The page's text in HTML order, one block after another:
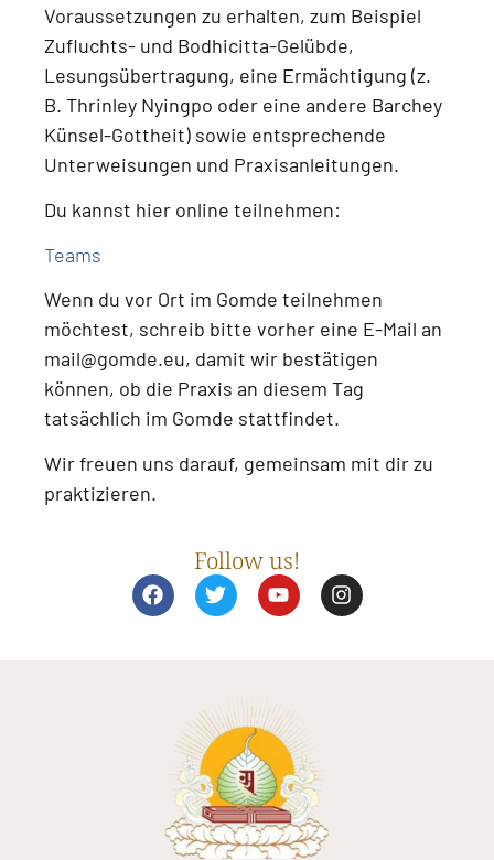
Voraussetzungen zu erhalten, zum Beispiel
Zufluchts- und Bodhicitta-Gelübde,
Lesungsübertragung, eine Ermächtigung (z.
B. Thrinley Nyingpo oder eine andere Barchey
Künsel-Gottheit) sowie entsprechende
Unterweisungen und Praxisanleitungen.
Du kannst hier online teilnehmen:
Teams
Wenn du vor Ort im Gomde teilnehmen
möchtest, schreib bitte vorher eine E-Mail an
mail@gomde.eu, damit wir bestätigen
können, ob die Praxis an diesem Tag
tatsächlich im Gomde stattfindet.
Wir freuen uns darauf, gemeinsam mit dir zu
praktizieren.
Follow us!
F
a
T
w
r
Y
o
e
I
n